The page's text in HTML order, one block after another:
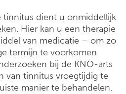
tinnitus dient u onmiddellijk
Hier kan u een therapie
van medicatie – om zo
termijn te voorkomen.
bij de KNO-arts
van tinnitus vroegtijdig te
manier te behandelen.